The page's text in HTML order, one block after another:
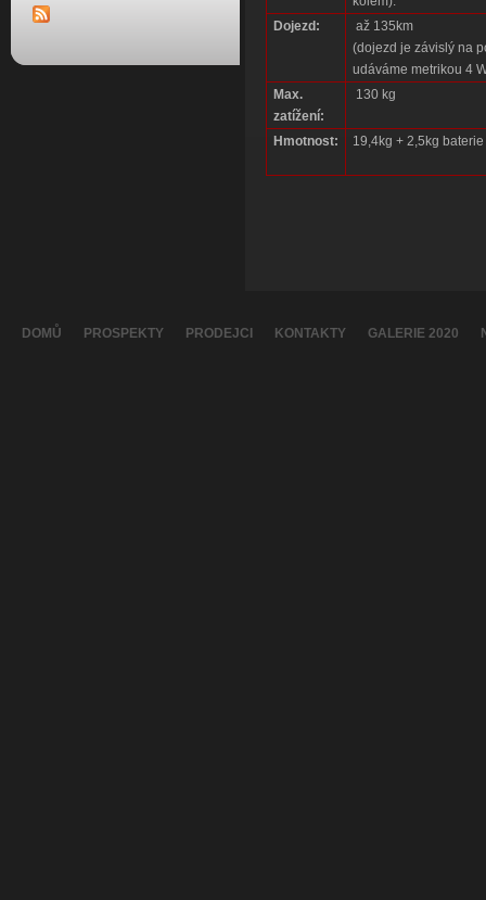
Dojezd:
až 135km
(dojezd je závislý na
udáváme metrikou 4
Max.
zatížení:
130 kg
Hmotnost: 19,4kg + 2,5kg baterie
DOMŮ PROSPEKTY PRODEJCI KONTAKTY GALERIE 2020